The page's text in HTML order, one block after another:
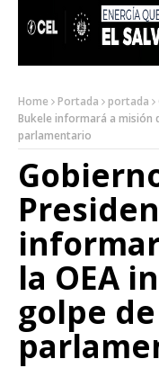
Home Portada portada
Bukele informará a misión
parlamentario
la OEA
golpe